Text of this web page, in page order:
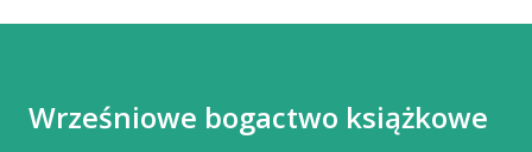
Wrześniowe bogactwo książkowe